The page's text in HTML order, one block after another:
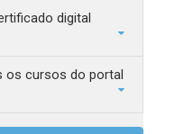
digital
cursos do portal